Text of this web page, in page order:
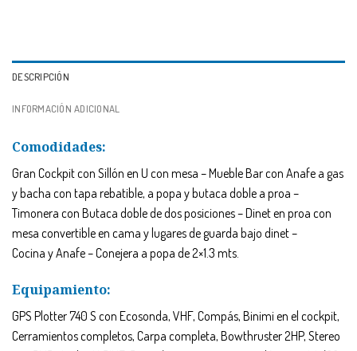
DESCRIPCIÓN
INFORMACIÓN ADICIONAL
Comodidades:
Gran Cockpit con Sillón en U con mesa – Mueble Bar con Anafe a gas
y bacha con tapa rebatible, a popa y butaca doble a proa –
Timonera con Butaca doble de dos posiciones – Dinet en proa con
mesa convertible en cama y lugares de guarda bajo dinet –
Cocina y Anafe – Conejera a popa de 2×1.3 mts.
Equipamiento:
GPS Plotter 740 S con Ecosonda, VHF, Compás, Binimi en el cockpit,
Cerramientos completos, Carpa completa, Bowthruster 2HP, Stereo